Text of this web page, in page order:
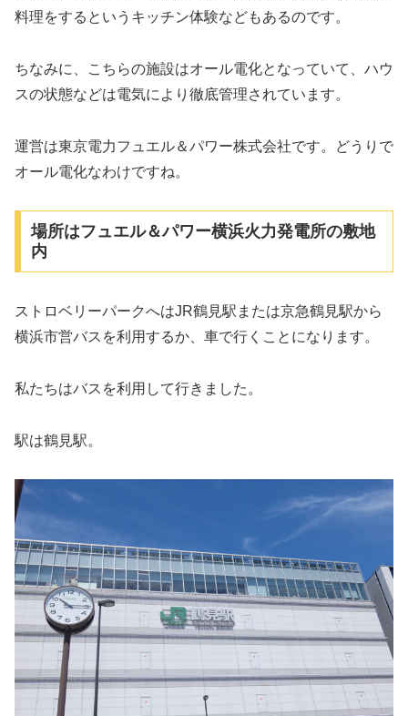
料理をするというキッチン体験などもあるのです。
ちなみに、こちらの施設はオール電化となっていて、ハウ
スの状態などは電気により徹底管理されています。
運営は東京電力フュエル＆パワー株式会社です。どうりで
オール電化なわけですね。
場所はフュエル＆パワー横浜火力発電所の敷地
内
ストロベリーパークへはJR鶴見駅または京急鶴見駅から
横浜市営バスを利用するか、車で行くことになります。
私たちはバスを利用して行きました。
駅は鶴見駅。